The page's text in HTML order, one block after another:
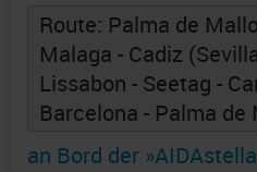
Route: Palma de
Malaga - Cadiz
Lissabon - Seetag -
Barcelona - Palma de
an Bord der